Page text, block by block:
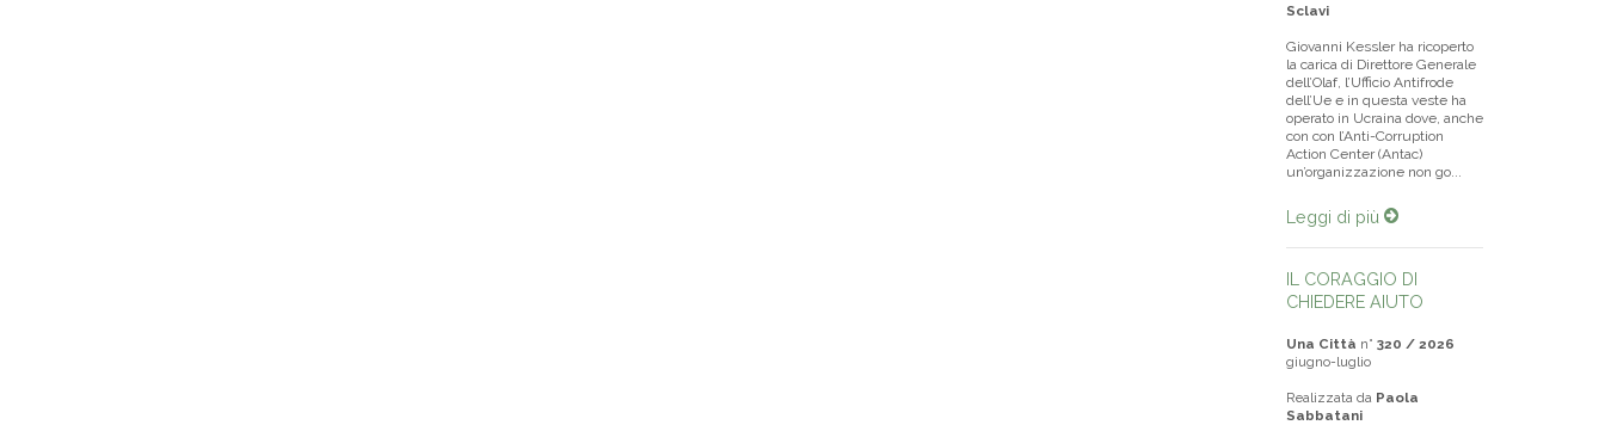
Sclavi
Giovanni Kessler ha ricoperto
la carica di Direttore Generale
dell’Olaf, l’Ufficio Antifrode
dell’Ue e in questa veste ha
operato in Ucraina dove, anche
con con l’Anti-Corruption
Action Center (Antac)
un’organizzazione non go...
Leggi di più
IL CORAGGIO DI
CHIEDERE AIUTO
Una Città n° 320 / 2026
giugno-luglio
Realizzata da Paola
Sabbatani